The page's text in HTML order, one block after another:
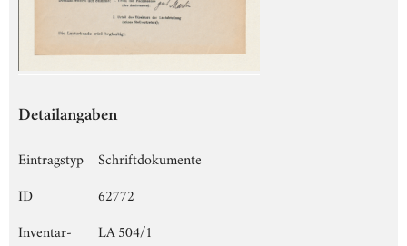
Detailangaben
Eintragstyp
Schriftdokumente
ID
62772
Inventar-
LA 504/1